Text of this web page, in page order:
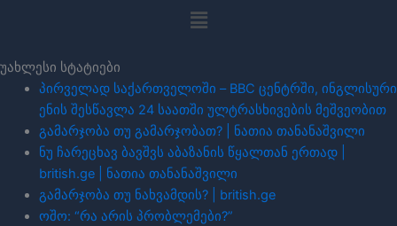
Menu
უახლესი სტატიები
პირველად საქართველოში – BBC ცენტრში, ინგლისური
ენის შესწავლა 24 საათში ულტრასხივების მეშვეობით
გამარჯობა თუ გამარჯობათ? | ნათია თანანაშვილი
ნუ ჩარეცხავ ბავშვს აბაზანის წყალთან ერთად |
british.ge | ნათია თანანაშვილი
გამარჯობა თუ ნახვამდის? | british.ge
ოშო: “რა არის პრობლემები?”